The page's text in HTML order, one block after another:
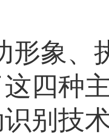
象、执
这四种
别技